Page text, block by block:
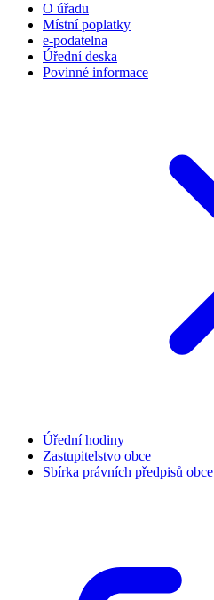
O úřadu
Místní poplatky
e-podatelna
Úřední deska
Povinné informace
Úřední hodiny
Zastupitelstvo obce
Sbírka právních předpisů obce